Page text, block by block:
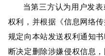
当第三方认为用户发
权利，并根据《信息网络
规定向本站发送权利通知
断决定删除涉嫌侵权信息